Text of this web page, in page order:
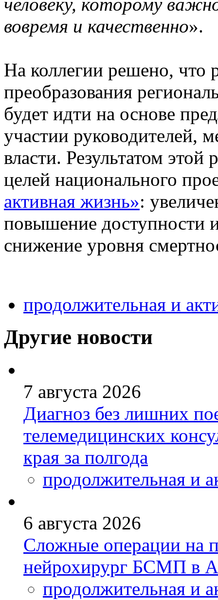
человеку, которому
вовремя и качественно».
На коллегии решено, что
преобразования
будет идти на основе
участии руководителей,
власти. Результатом
целей национального
активная жизнь»:
повышение доступности
снижение уровня
продолжительная и
Другие новости
7 августа 2026
Диагноз без лишних
телемедицинских
края за полгода
продолжительная и
6 августа 2026
Сложные операции на
нейрохирург БСМП в
продолжительная и